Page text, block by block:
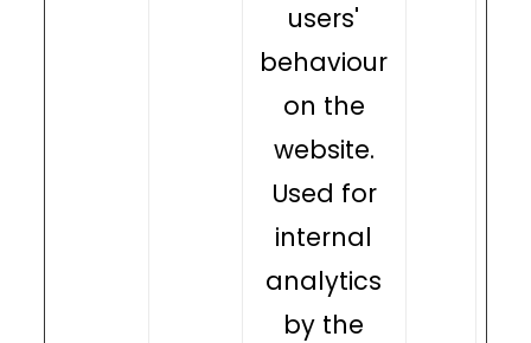
users'
behaviour
on the
website.
Used for
internal
analytics
by the